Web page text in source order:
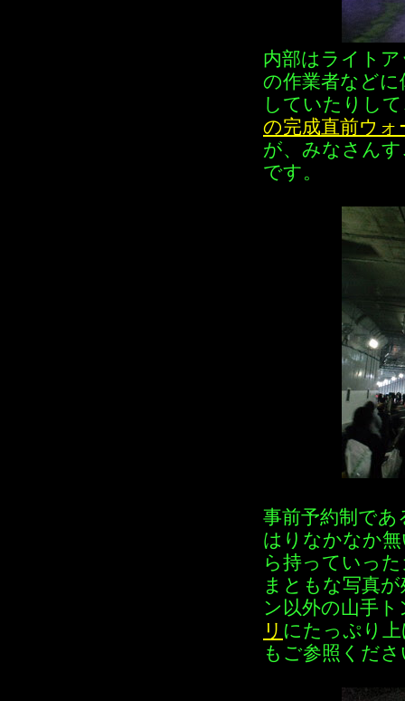
内部はライト
の作業者など
していたりし
の完成直前ウ
が、みなさん
です。
事前予約制で
はりなかなか
ら持っていっ
まともな写真
ン以外の山手
リ にたっぷり
もご参照くだ